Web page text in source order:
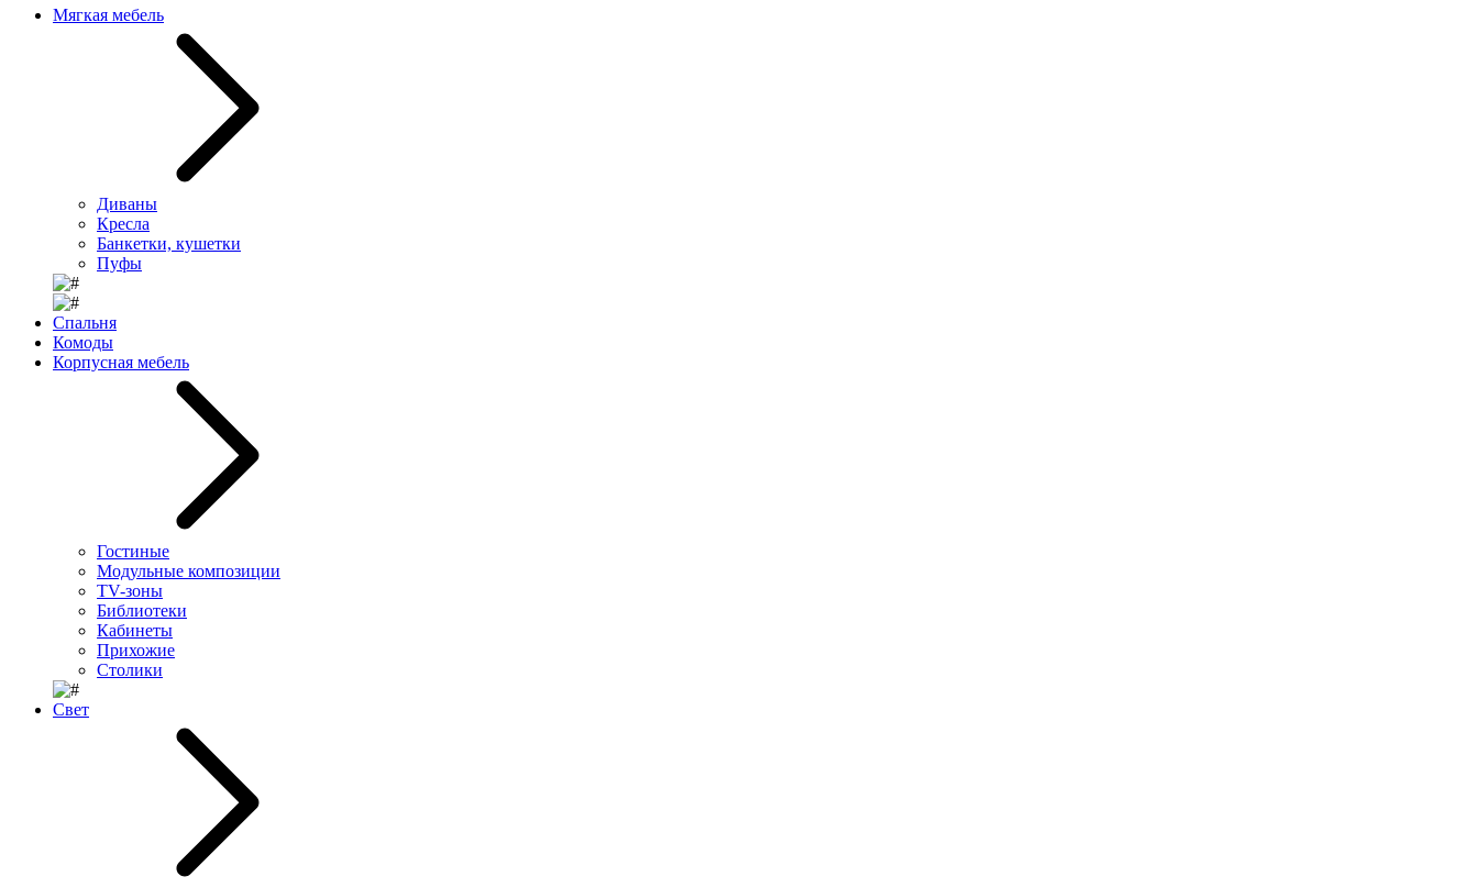
Мягкая мебель
Диваны
Кресла
Банкетки, кушетки
Пуфы
Спальня
Комоды
Корпусная мебель
Гостиные
Модульные композиции
TV-зоны
Библиотеки
Кабинеты
Прихожие
Столики
Свет